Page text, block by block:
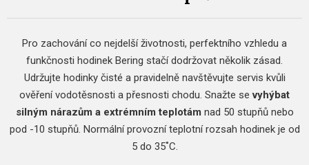
Pro zachování co nejdelší životnosti, perfektního vzhledu a
funkčnosti hodinek Bering stačí dodržovat několik zásad.
Udržujte hodinky čisté a pravidelně navštěvujte servis kvůli
ověření vodotěsnosti a přesnosti chodu. Snažte sevyhýbat
silným nárazům a extrémním teplotám nad 50 stupňů nebo
pod -10 stupňů. Normální provozní teplotní rozsah hodinek je od
5 do 35˚C.